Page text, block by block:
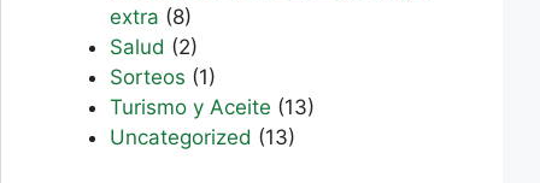
extra (8)
Salud (2)
Sorteos (1)
Turismo y Aceite (13)
Uncategorized (13)